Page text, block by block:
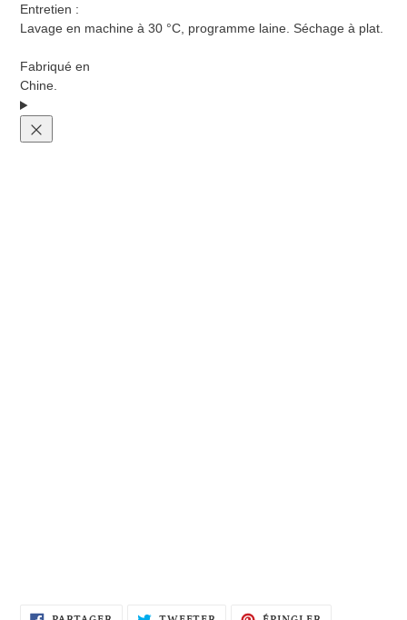
Entretien :
Lavage en machine à 30 °C, programme laine. Séchage à plat.
Fabriqué en
Chine.
PARTAGER
TWEETER